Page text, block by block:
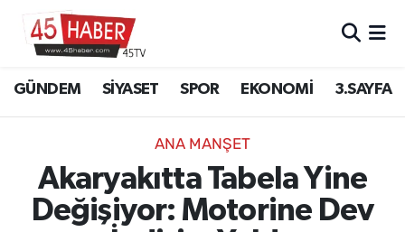
GÜNDEM SİYASET SPOR EKONOMİ 3.SAYFA
ANA MANŞET
Akaryakıtta Tabela Yine
Değişiyor: Motorine Dev
SİYASET
EKONOMİ
Manisa Hava Durumu
Manisa Trafik Yoğunluk Haritası